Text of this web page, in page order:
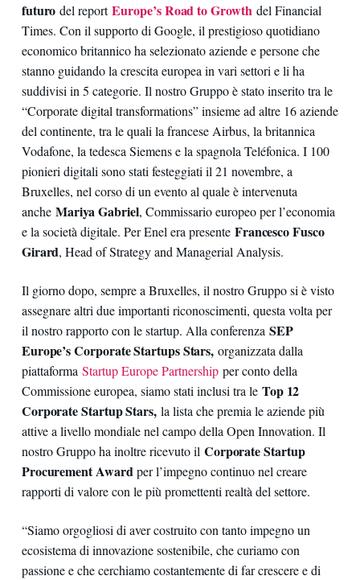
futuro del reportEurope’s Road to Growth del Financial
Times. Con il supporto di Google, il prestigioso quotidiano
economico britannico ha selezionato aziende e persone che
stanno guidando la crescita europea in vari settori e li ha
suddivisi in 5 categorie. Il nostro Gruppo è stato inserito tra le
“Corporate digital transformations” insieme ad altre 16 aziende
del continente, tra le quali la francese Airbus, la britannica
Vodafone, la tedesca Siemens e la spagnola Teléfonica. I 100
pionieri digitali sono stati festeggiati il 21 novembre, a
Bruxelles, nel corso di un evento al quale è intervenuta
anche Mariya Gabriel, Commissario europeo per l’economia
e la società digitale. Per Enel era presente Francesco Fusco
Girard, Head of Strategy and Managerial Analysis.
Il giorno dopo, sempre a Bruxelles, il nostro Gruppo si è visto
assegnare altri due importanti riconoscimenti, questa volta per
il nostro rapporto con le startup. Alla conferenza SEP
Europe’s Corporate Startups Stars,organizzata dalla
piattaforma Startup Europe Partnershipper conto della
Commissione europea, siamo stati inclusi tra le Top 12
Corporate Startup Stars, la lista che premia le aziende più
attive a livello mondiale nel campo della Open Innovation. Il
nostro Gruppo ha inoltre ricevuto il Corporate Startup
Procurement Awardper l’impegno continuo nel creare
rapporti di valore con le più promettenti realtà del settore.
“Siamo orgogliosi di aver costruito con tanto impegno un
ecosistema di innovazione sostenibile, che curiamo con
passione e che cerchiamo costantemente di far crescere e di